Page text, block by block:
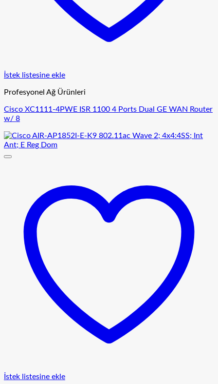
İstek listesine ekle
Profesyonel Ağ Ürünleri
Cisco XC1111-4PWE ISR 1100 4 Ports Dual GE WAN Router
w/ 8
İstek listesine ekle